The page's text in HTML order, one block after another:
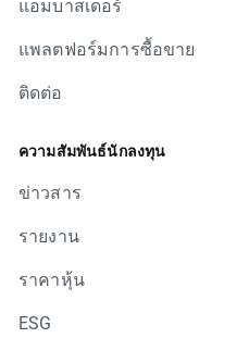
แอมบาสเดอร์
แพลตฟอร์มการซื้อขาย
ติดต่อ
ความสัมพันธ์นักลงทุน
ข่าวสาร
รายงาน
ราคาหุ้น
ESG